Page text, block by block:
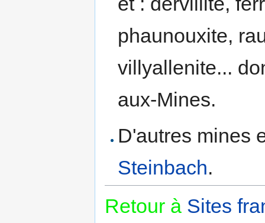
phaunouxite,
villyallenite...
aux-Mines.
D'autres mines
Steinbach.
Retour à Sites